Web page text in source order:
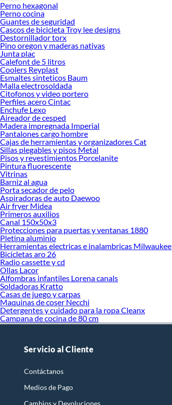
Perno hexagonal
Perno cocina
Guantes de seguridad
Cascos de bicicleta Troy lee designs
Destornillador torx
Pino oregon y maderas nativas
Junta plac
Calefont de 5 litros
Coolers Reyplast
Esmaltes sinteticos Baum
Malla electrosoldada
Citofonos y video portero
Perfiles acero Cintac
Enchufe Lexo
Aireador de cesped
Madera impregnada Imperial
Pantalones cargo hombre
Cajas de herramientas y organizadores Cat
Sillas plegables y pisos Metal
Pisos y revestimientos Porcelanite
Pintura fluorescente
Vitrinas
Barniz al agua
Porta secador de pelo
Aspiradoras de auto Daewoo
Air fryer Midea
Primeros auxilios
Canal 150x50x3
Protecciones para puertas y ventanas 1880
Pletina aluminio
Herramientas electricas e inalambricas Milwaukee
Bicicletas aro 26
Radio cassette y cd
Ollas Lacor
Alfombras infantiles Lorena canals
Soldadoras Kratto
Casas de juego y carpas
Maquinas de coser Necchi
Detergentes y cuidado para la ropa Cleanx
Campana de cocina de 80 cm
Servicio al Cliente
Contáctanos
Medios de Pago